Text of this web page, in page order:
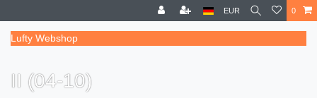
EUR 0
Lufty Webshop
II (04-10)